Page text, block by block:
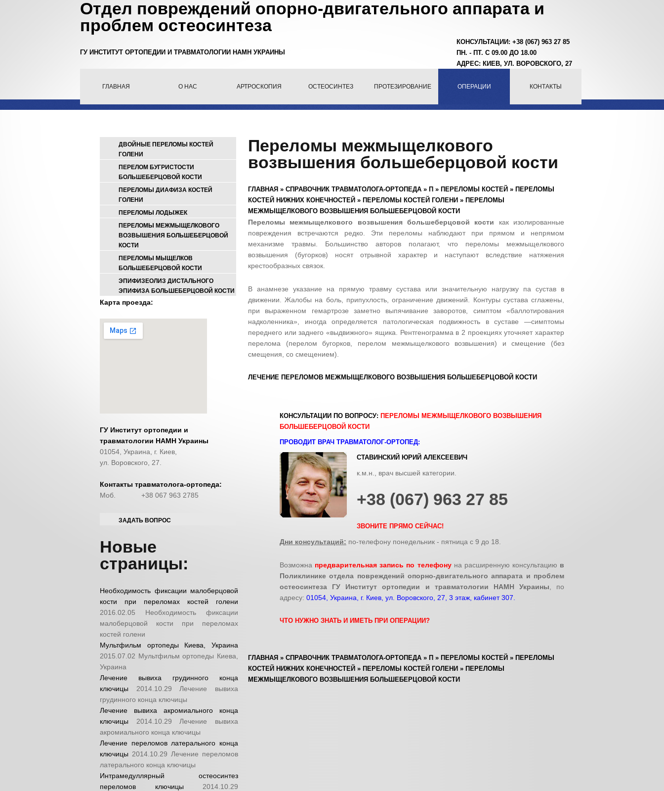
Отдел повреждений опорно-двигательного аппарата и
проблем остеосинтеза
ГУ ИНСТИТУТ ОРТОПЕДИИ И ТРАВМАТОЛОГИИ НАМН УКРАИНЫ
КОНСУЛЬТАЦИИ: +38 (067) 963 27 85
ПН. - ПТ. С 09.00 ДО 18.00
АДРЕС: КИЕВ, УЛ. ВОРОВСКОГО, 27
ГЛАВНАЯ О НАС АРТРОСКОПИЯ ОСТЕОСИНТЕЗ ПРОТЕЗИРОВАНИЕ ОПЕРАЦИИ КОНТАКТЫ
ДВОЙНЫЕ ПЕРЕЛОМЫ КОСТЕЙ
ГОЛЕНИ
ПЕРЕЛОМ БУГРИСТОСТИ
БОЛЬШЕБЕРЦОВОЙ КОСТИ
ПЕРЕЛОМЫ ДИАФИЗА КОСТЕЙ
ГОЛЕНИ
ПЕРЕЛОМЫ ЛОДЫЖЕК
ПЕРЕЛОМЫ МЕЖМЫЩЕЛКОВОГО
ВОЗВЫШЕНИЯ БОЛЬШЕБЕРЦОВОЙ
КОСТИ
ПЕРЕЛОМЫ МЫЩЕЛКОВ
БОЛЬШЕБЕРЦОВОЙ КОСТИ
ЭПИФИЗЕОЛИЗ ДИСТАЛЬНОГО
ЭПИФИЗА БОЛЬШЕБЕРЦОВОЙ КОСТИ
Карта проезда:
ГУ Институт ортопедии и
травматологии НАМН Украины
01054, Украина, г. Киев,
ул. Воровского, 27.
Контакты травматолога-ортопеда:
+38 067 963 2785
Моб.
ЗАДАТЬ ВОПРОС
Новые
страницы:
Необходимость фиксации малоберцовой
кости при переломах костей голени
2016.02.05
Необходимость фиксации
малоберцовой кости при переломах
костей голени
Мультфильм ортопеды Киева, Украина
2015.07.02 Мультфильм ортопеды Киева,
Украина
Лечение вывиха грудинного конца
ключицы
2014.10.29
Лечение вывиха
грудинного конца ключицы
Лечение вывиха акромиального конца
ключицы
2014.10.29
Лечение вывиха
акромиального конца ключицы
Лечение переломов латерального конца
ключицы 2014.10.29 Лечение переломов
латерального конца ключицы
Интрамедуллярный остеосинтез
переломов ключицы
2014.10.29
Переломы межмыщелкового
возвышения большеберцовой кости
ГЛАВНАЯ » СПРАВОЧНИК ТРАВМАТОЛОГА-ОРТОПЕДА » П » ПЕРЕЛОМЫ КОСТЕЙ » ПЕРЕЛОМЫ
КОСТЕЙ НИЖНИХ КОНЕЧНОСТЕЙ » ПЕРЕЛОМЫ КОСТЕЙ ГОЛЕНИ » ПЕРЕЛОМЫ
МЕЖМЫЩЕЛКОВОГО ВОЗВЫШЕНИЯ БОЛЬШЕБЕРЦОВОЙ КОСТИ
Переломы межмыщелкового возвышения большеберцовой кости как изолированные
повреждения встречаются редко. Эти переломы наблюдают при прямом и непрямом
механизме травмы. Большинство авторов полагают, что переломы межмыщелкового
возвышения (бугорков) носят отрывной характер и наступают вследствие натяжения
крестообразных связок.
В анамнезе указание на прямую травму сустава или значительную нагрузку па сустав в
движении. Жалобы на боль, припухлость, ограничение движений. Контуры сустава сглажены,
при выраженном гемартрозе заметно выпячивание заворотов, симптом «баллотирования
надколенника», иногда определяется патологическая подвижность в суставе —симптомы
переднего или заднего «выдвижного» ящика. Рентгенограмма в 2 проекциях уточняет характер
перелома (перелом бугорков, перелом межмыщелкового возвышения) и смещение (без
смещения, со смещением).
ЛЕЧЕНИЕ ПЕРЕЛОМОВ МЕЖМЫЩЕЛКОВОГО ВОЗВЫШЕНИЯ БОЛЬШЕБЕРЦОВОЙ КОСТИ
КОНСУЛЬТАЦИИ ПО ВОПРОСУ: ПЕРЕЛОМЫ МЕЖМЫЩЕЛКОВОГО ВОЗВЫШЕНИЯ
БОЛЬШЕБЕРЦОВОЙ КОСТИ
ПРОВОДИТ ВРАЧ ТРАВМАТОЛОГ-ОРТОПЕД:
СТАВИНСКИЙ ЮРИЙ АЛЕКСЕЕВИЧ
к.м.н., врач высшей категории.
+38 (067) 963 27 85
ЗВОНИТЕ ПРЯМО СЕЙЧАС!
Дни консультаций: по-телефону понедельник - пятница с 9 до 18.
Возможна предварительная запись по телефонуна расширенную консультацию в
Поликлинике отдела повреждений опорно-двигательного аппарата и проблем
остеосинтеза ГУ Институт ортопедии и травматологии НАМН Украины , по
адресу: 01054, Украина, г. Киев, ул. Воровского, 27, 3 этаж, кабинет 307.
ЧТО НУЖНО ЗНАТЬ И ИМЕТЬ ПРИ ОПЕРАЦИИ?
ГЛАВНАЯ » СПРАВОЧНИК ТРАВМАТОЛОГА-ОРТОПЕДА » П » ПЕРЕЛОМЫ КОСТЕЙ » ПЕРЕЛОМЫ
КОСТЕЙ НИЖНИХ КОНЕЧНОСТЕЙ » ПЕРЕЛОМЫ КОСТЕЙ ГОЛЕНИ » ПЕРЕЛОМЫ
МЕЖМЫЩЕЛКОВОГО ВОЗВЫШЕНИЯ БОЛЬШЕБЕРЦОВОЙ КОСТИ